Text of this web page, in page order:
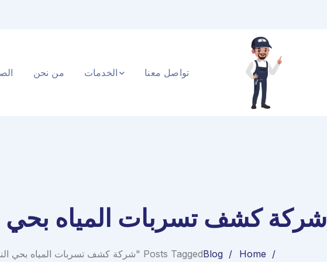
من نحن الخدمات تواصل معنا
شركة كشف تسربات المياه بحي
Home
BlogPosts Tagged "شركة كشف تسربات المياه بحي النخيل"